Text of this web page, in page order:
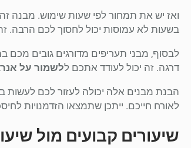
ואז יש את תמחור לפי שעות שימוש. מבנה
בשעות לא עמוסות יכול לחסוך לכם הרבה. זה
לבסוף, מבני תעריפים מדורגים גובים
דרגה. זה יכול לעודד אתכם ללשמור על
הבנת מבנים אלה יכולה לעזור לכם לעשות
לאורח חייכם. ייתכן שתמצאו הזדמנויות
שיעורים קבועים מול